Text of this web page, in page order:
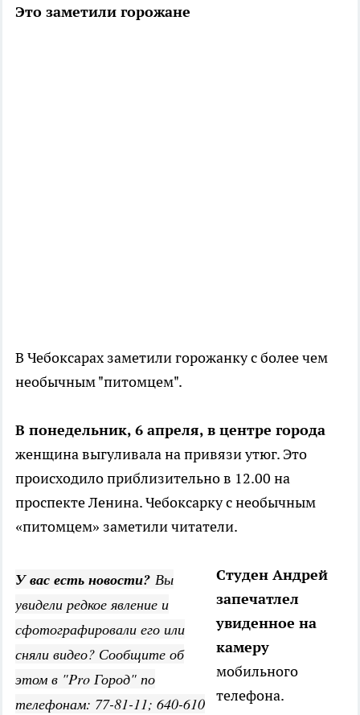
Это заметили горожане
В Чебоксарах заметили горожанку с более чем
необычным "питомцем".
В понедельник, 6 апреля, в центре города
женщина выгуливала на привязи утюг. Это
происходило приблизительно в 12.00 на
проспекте Ленина. Чебоксарку с необычным
«питомцем» заметили читатели.
У вас есть новости? Вы
увидели редкое явление и
сфотографировали его или
сняли видео? Сообщите об
этом в "Pro Город" по
телефонам: 77-81-11; 640-610
Студен Андрей
запечатлел
увиденное на
камеру
мобильного
телефона.